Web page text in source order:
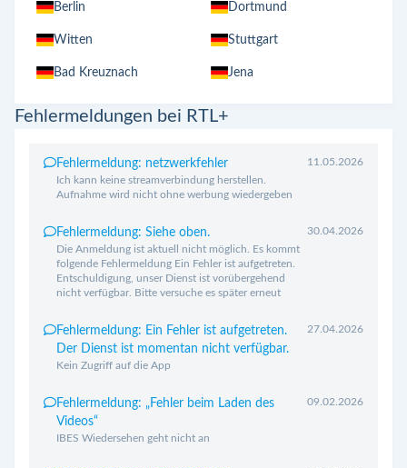
Berlin Dortmund
Witten Stuttgart
Bad Kreuznach Jena
Fehlermeldungen bei RTL+
Fehlermeldung: netzwerkfehler
Ich kann keine streamverbindung herstellen.
Aufnahme wird nicht ohne werbung wiedergeben
11.05.2026
Fehlermeldung: Siehe oben.
Die Anmeldung ist aktuell nicht möglich. Es kommt
folgende Fehlermeldung Ein Fehler ist aufgetreten.
Entschuldigung, unser Dienst ist vorübergehend
nicht verfügbar. Bitte versuche es später erneut
30.04.2026
Fehlermeldung: Ein Fehler ist aufgetreten.
Der Dienst ist momentan nicht verfügbar.
Kein Zugriff auf die App
27.04.2026
Fehlermeldung: „Fehler beim Laden des
Videos“
IBES Wiedersehen geht nicht an
09.02.2026